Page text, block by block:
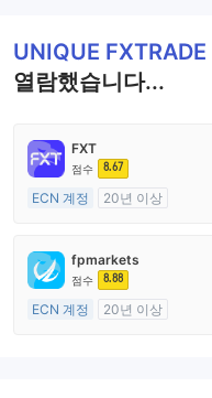
UNIQUE FXTRADE
열람했습니다...
FXT
점수 8.67
ECN 계정
20년 이상
외환 거래 라이선스 (MM)
마스터 레이블 MT4
fpmarkets
점수 8.88
ECN 계정
20년 이상